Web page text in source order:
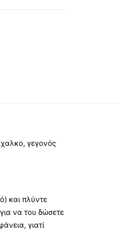
γεγονός
και πλύντε
να του δώσετε
γιατί